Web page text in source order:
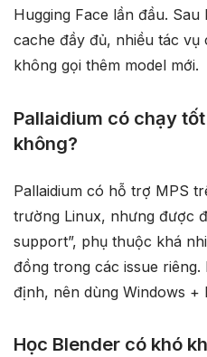
Hugging Face lần đầu.
cache đầy đủ, nhiều tác
không gọi thêm model mới.
Pallaidium có chạy
không?
Pallaidium có hỗ trợ MPS
trường Linux, nhưng được
support”, phụ thuộc khá
đồng trong các issue
định, nên dùng Windows +
Học Blender có khó